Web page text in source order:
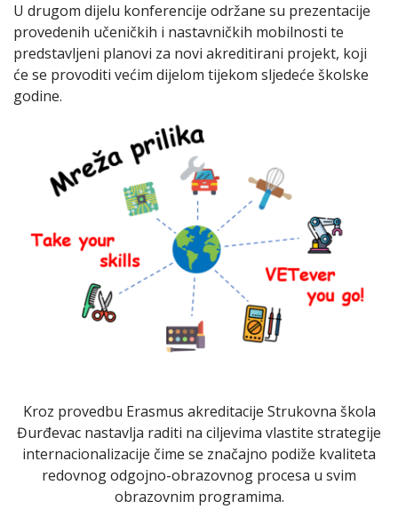
U drugom dijelu konferencije održane su prezentacije
provedenih učeničkih i nastavničkih mobilnosti te
predstavljeni planovi za novi akreditirani projekt, koji
će se provoditi većim dijelom tijekom sljedeće školske
godine.
Kroz provedbu Erasmus akreditacije Strukovna škola
Đurđevac nastavlja raditi na ciljevima vlastite strategije
internacionalizacije čime se značajno podiže kvaliteta
redovnog odgojno-obrazovnog procesa u svim
obrazovnim programima.